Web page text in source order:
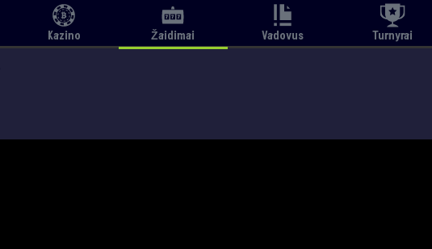
Kazino Žaidimai Vadovus Turnyrai